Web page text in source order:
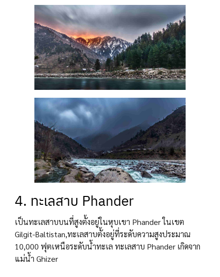
4. ทะเลสาบ Phander
เป็นทะเลสาบบนที่สูงตั้งอยู่ในหุบเขา Phander ในเขต
Gilgit-Baltistan,ทะเลสาบตั้งอยู่ที่ระดับความสูงประมาณ
10,000 ฟุตเหนือระดับน้ำทะเล ทะเลสาบ Phander เกิดจาก
แม่น้ำ Ghizer